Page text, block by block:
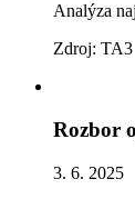
Analýza
Zdroj: TA3
Rozbor
3. 6. 2025